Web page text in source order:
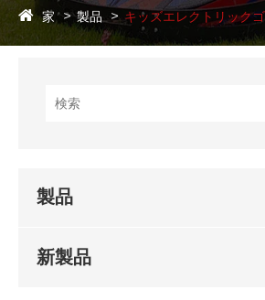
家 製品 キッズエレクトリック
製品
新製品